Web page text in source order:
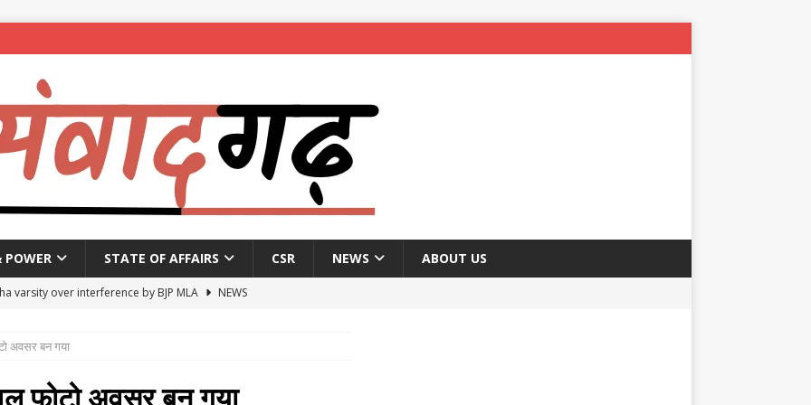
POWER STATE OF AFFAIRS CSR NEWS ABOUT US
varsity over interference by BJP MLA
NEWS
passes by voice vote bill to raise Supreme Court judge strength
अवसर बन गया